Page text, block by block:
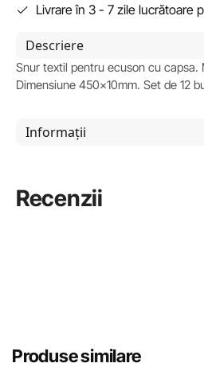
Livrare în 3 - 7 zile lucrătoare
Descriere
Snur textil pentru ecuson cu capsa.
Dimensiune 450x10mm. Set de 12
Informații
Recenzii
Produse similare